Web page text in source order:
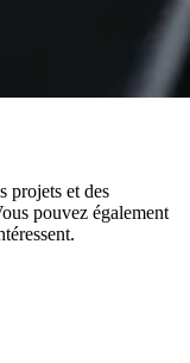
projets et des
pouvez également